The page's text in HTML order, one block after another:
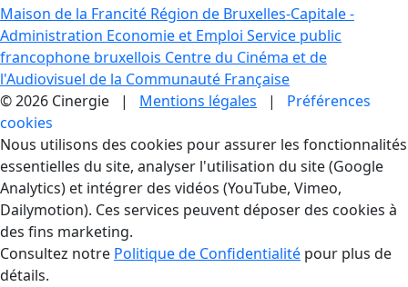
Maison de la Francité Région de Bruxelles-Capitale -
Administration Economie et Emploi Service public
francophone bruxellois Centre du Cinéma et de
l'Audiovisuel de la Communauté Française
© 2026 Cinergie | Mentions légales | Préférences
cookies
Gestion des Cookies
Nous utilisons des cookies pour assurer les fonctionnalités
essentielles du site, analyser l'utilisation du site (Google
Analytics) et intégrer des vidéos (YouTube, Vimeo,
Dailymotion). Ces services peuvent déposer des cookies à
des fins marketing.
Consultez notre Politique de Confidentialité pour plus de
détails.